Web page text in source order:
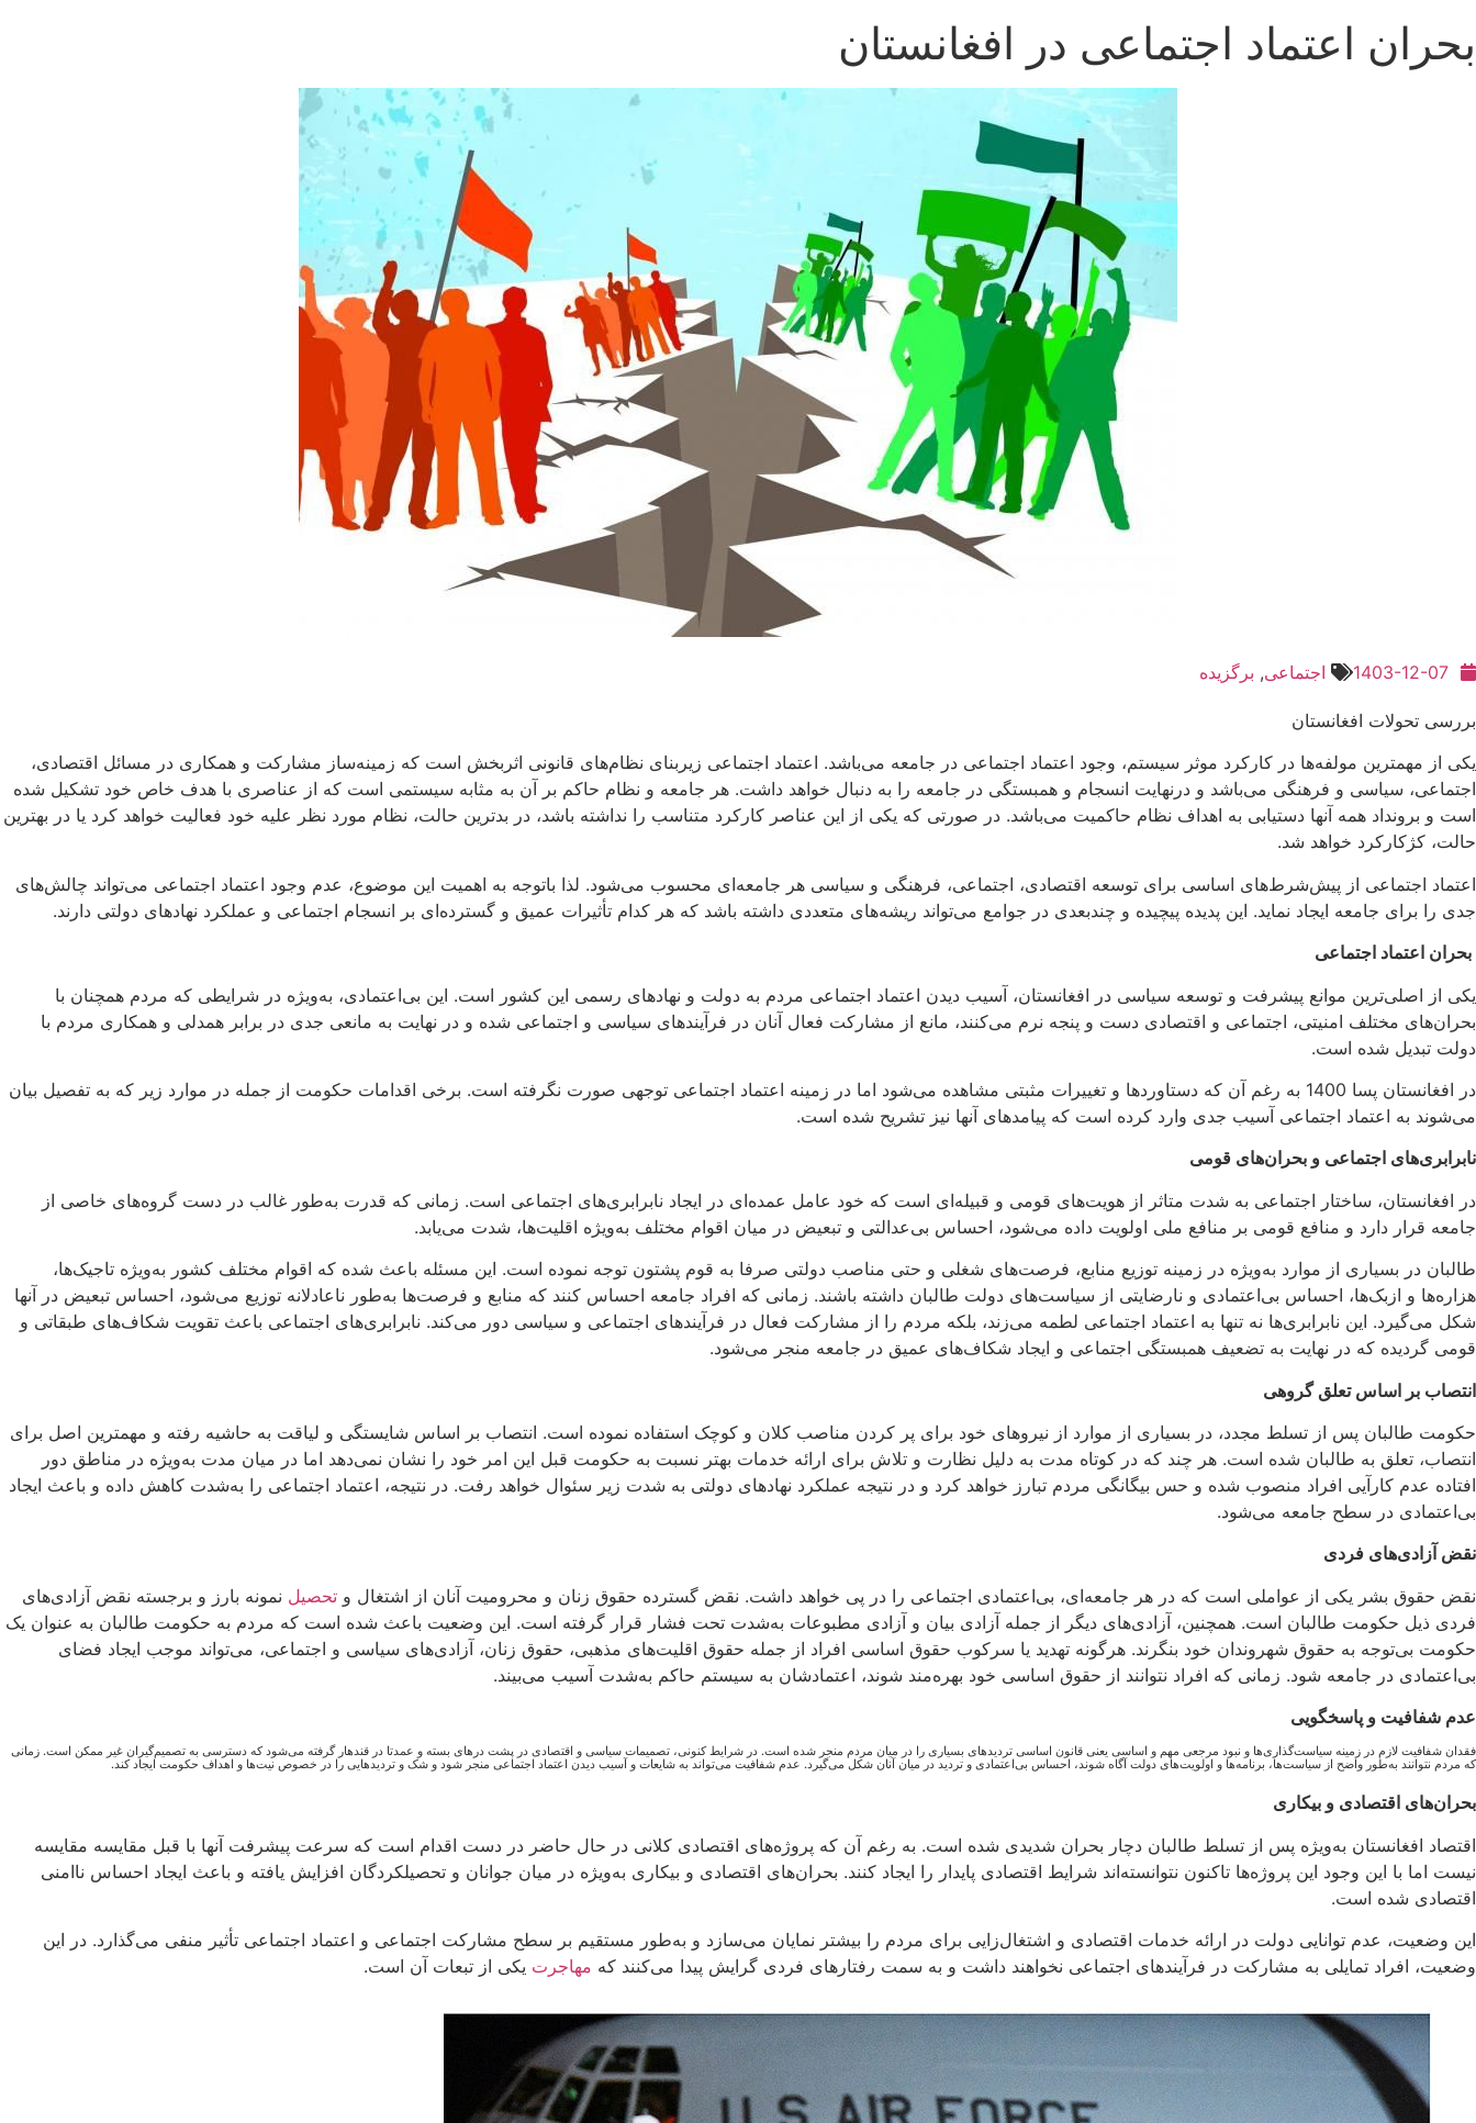
بحران اعتماد اجتماعی در افغانستان
1403-12-07 اجتماعی, برگزیده
بررسی تحولات افغانستان
یکی از مهمترین مولفه‌ها در کارکرد موثر سیستم، وجود اعتماد اجتماعی در جامعه می‌باشد. اعتماد اجتماعی زیربنای نظام‌های قانونی اثربخش است که زمینه‌ساز مشارکت و همکاری در مسائل اقتصادی،
اجتماعی، سیاسی و فرهنگی می‌باشد و درنهایت انسجام و همبستگی در جامعه را به دنبال خواهد داشت. هر جامعه و نظام حاکم بر آن به مثابه سیستمی است که از عناصری با هدف خاص خود تشکیل شده
است و برونداد همه آنها دستیابی به اهداف نظام حاکمیت می‌باشد. در صورتی که یکی از این عناصر کارکرد متناسب را نداشته باشد، در بدترین حالت، نظام مورد نظر علیه خود فعالیت خواهد کرد یا در بهترین
حالت، کژکارکرد خواهد شد.
اعتماد اجتماعی از پیش‌شرط‌های اساسی برای توسعه اقتصادی، اجتماعی، فرهنگی و سیاسی هر جامعه‌ای محسوب می‌شود. لذا باتوجه به اهمیت این موضوع، عدم وجود اعتماد اجتماعی می‌تواند چالش‌های
جدی را برای جامعه ایجاد نماید. این پدیده پیچیده و چندبعدی در جوامع می‌تواند ریشه‌های متعددی داشته باشد که هر کدام تأثیرات عمیق و گسترده‌ای بر انسجام اجتماعی و عملکرد نهادهای دولتی دارند.
بحران اعتماد اجتماعی
یکی از اصلی‌ترین موانع پیشرفت و توسعه سیاسی در افغانستان، آسیب دیدن اعتماد اجتماعی مردم به دولت و نهادهای رسمی این کشور است. این بی‌اعتمادی، به‌ویژه در شرایطی که مردم همچنان با
بحران‌های مختلف امنیتی، اجتماعی و اقتصادی دست و پنجه نرم می‌کنند، مانع از مشارکت فعال آنان در فرآیندهای سیاسی و اجتماعی شده و در نهایت به مانعی جدی در برابر همدلی و همکاری مردم با
دولت تبدیل شده است.
در افغانستان پسا 1400 به رغم آن که دستاوردها و تغییرات مثبتی مشاهده می‌شود اما در زمینه اعتماد اجتماعی توجهی صورت نگرفته است. برخی اقدامات حکومت از جمله در موارد زیر که به تفصیل بیان
می‌شوند به اعتماد اجتماعی آسیب جدی وارد کرده است که پیامدهای آنها نیز تشریح شده است.
نابرابری‌های اجتماعی و بحران‌های قومی
در افغانستان، ساختار اجتماعی به شدت متاثر از هویت‌های قومی و قبیله‌ای است که خود عامل عمده‌ای در ایجاد نابرابری‌های اجتماعی است. زمانی که قدرت به‌طور غالب در دست گروه‌های خاصی از
جامعه قرار دارد و منافع قومی بر منافع ملی اولویت داده می‌شود، احساس بی‌عدالتی و تبعیض در میان اقوام مختلف به‌ویژه اقلیت‌ها، شدت می‌یابد.
طالبان در بسیاری از موارد به‌ویژه در زمینه توزیع منابع، فرصت‌های شغلی و حتی مناصب دولتی صرفا به قوم پشتون توجه نموده است. این مسئله باعث شده که اقوام مختلف کشور به‌ویژه تاجیک‌ها،
هزاره‌ها و ازبک‌ها، احساس بی‌اعتمادی و نارضایتی از سیاست‌های دولت طالبان داشته باشند. زمانی که افراد جامعه احساس کنند که منابع و فرصت‌ها به‌طور ناعادلانه توزیع می‌شود، احساس تبعیض در آنها
شکل می‌گیرد. این نابرابری‌ها نه تنها به اعتماد اجتماعی لطمه می‌زند، بلکه مردم را از مشارکت فعال در فرآیندهای اجتماعی و سیاسی دور می‌کند. نابرابری‌های اجتماعی باعث تقویت شکاف‌های طبقاتی و
قومی گردیده که در نهایت به تضعیف همبستگی اجتماعی و ایجاد شکاف‌های عمیق در جامعه منجر می‌شود.
انتصاب‌ بر اساس تعلق گروهی
حکومت طالبان پس از تسلط مجدد، در بسیاری از موارد از نیروهای خود برای پر کردن مناصب کلان و کوچک استفاده نموده است. انتصاب بر اساس شایستگی و لیاقت به حاشیه رفته و مهمترین اصل برای
انتصاب، تعلق به طالبان شده است. هر چند که در کوتاه مدت به دلیل نظارت و تلاش برای ارائه خدمات بهتر نسبت به حکومت قبل این امر خود را نشان نمی‌دهد اما در میان مدت به‌ویژه در مناطق دور
افتاده عدم کارآیی افراد منصوب شده و حس بیگانگی مردم تبارز خواهد کرد و در نتیجه عملکرد نهادهای دولتی به شدت زیر سئوال خواهد رفت. در نتیجه، اعتماد اجتماعی را به‌شدت کاهش داده و باعث ایجاد
بی‌اعتمادی در سطح جامعه می‌شود.
نقض آزادی‌های فردی
نقض حقوق بشر یکی از عواملی است که در هر جامعه‌ای، بی‌اعتمادی اجتماعی را در پی خواهد داشت. نقض گسترده حقوق زنان و محرومیت آنان از اشتغال و تحصیل نمونه بارز و برجسته نقض آزادی‌های
فردی ذیل حکومت طالبان است. همچنین، آزادی‌های دیگر از جمله آزادی بیان و آزادی مطبوعات به‌شدت تحت فشار قرار گرفته است. این وضعیت باعث شده است که مردم به حکومت طالبان به عنوان یک
حکومت بی‌توجه به حقوق شهروندان خود بنگرند. هرگونه تهدید یا سرکوب حقوق اساسی افراد از جمله حقوق اقلیت‌های مذهبی، حقوق زنان، آزادی‌های سیاسی و اجتماعی، می‌تواند موجب ایجاد فضای
بی‌اعتمادی در جامعه شود. زمانی که افراد نتوانند از حقوق اساسی خود بهره‌مند شوند، اعتمادشان به سیستم حاکم به‌شدت آسیب می‌بیند.
عدم شفافیت و پاسخگویی
فقدان شفافیت لازم در زمینه سیاست‌گذاری‌ها و نبود مرجعی مهم و اساسی یعنی قانون اساسی تردیدهای بسیاری را در میان مردم منجر شده است. در شرایط کنونی، تصمیمات سیاسی و اقتصادی در پشت درهای بسته و عمدتا در قندهار گرفته می‌شود که دسترسی به تصمیم‌گیران غیر ممکن است. زمانی
که مردم نتوانند به‌طور واضح از سیاست‌ها، برنامه‌ها و اولویت‌های دولت آگاه شوند، احساس بی‌اعتمادی و تردید در میان آنان شکل می‌گیرد. عدم شفافیت می‌تواند به شایعات و آسیب دیدن اعتماد اجتماعی منجر شود و شک و تردیدهایی را در خصوص نیت‌ها و اهداف حکومت ایجاد کند.
بحران‌های اقتصادی و بیکاری
اقتصاد افغانستان به‌ویژه پس از تسلط طالبان دچار بحران شدیدی شده است. به رغم آن که پروژه‌های اقتصادی کلانی در حال حاضر در دست اقدام است که سرعت پیشرفت آنها با قبل مقایسه مقایسه
نیست اما با این وجود این پروژه‌ها تاکنون نتوانسته‌اند شرایط اقتصادی پایدار را ایجاد کنند. بحران‌های اقتصادی و بیکاری به‌ویژه در میان جوانان و تحصیلکردگان افزایش یافته و باعث ایجاد احساس ناامنی
اقتصادی شده است.
این وضعیت، عدم توانایی دولت در ارائه خدمات اقتصادی و اشتغال‌زایی برای مردم را بیشتر نمایان می‌سازد و به‌طور مستقیم بر سطح مشارکت اجتماعی و اعتماد اجتماعی تأثیر منفی می‌گذارد. در این
وضعیت، افراد تمایلی به مشارکت در فرآیندهای اجتماعی نخواهند داشت و به سمت رفتارهای فردی گرایش پیدا می‌کنند که مهاجرت یکی از تبعات آن است.